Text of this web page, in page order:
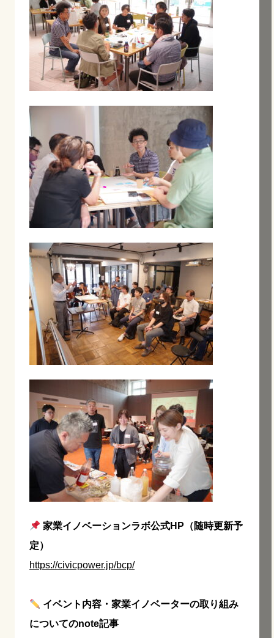
家業イノベーションラボ公式HP（随時更新予
定）
https://civicpower.jp/bcp/
イベント内容・家業イノベーターの取り組み
についてのnote記事